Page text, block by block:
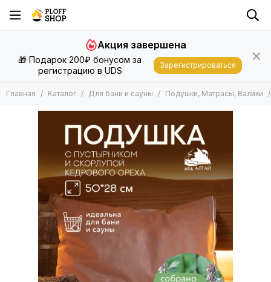
Для бани и сауны
Запарки
Эфирные масла
Подушки, Матрасы, Валики
🎁 Подарок 200₽ бонусом за
регистрацию в UDS
Акция завершена
Зарегистрироваться
Главная Каталог Для бани и сауны Подушки, Матрасы, Валики